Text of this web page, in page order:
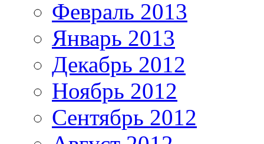
Февраль 2013
Январь 2013
Декабрь 2012
Ноябрь 2012
Сентябрь 2012